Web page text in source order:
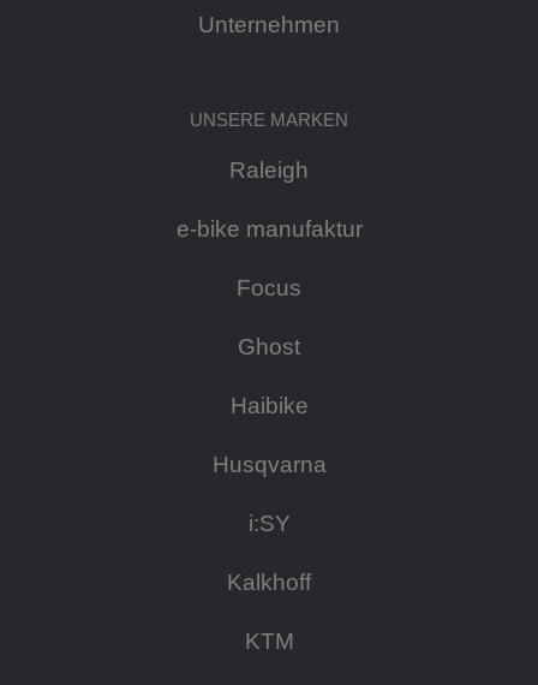
Unternehmen
UNSERE MARKEN
Raleigh
e-bike manufaktur
Focus
Ghost
Haibike
Husqvarna
i:SY
Kalkhoff
KTM